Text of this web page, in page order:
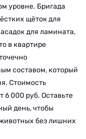
уровне. Бригада
щёток для
для ламината,
в квартире
составом, который
Стоимость
6 000 руб. Оставьте
день, чтобы
без лишних